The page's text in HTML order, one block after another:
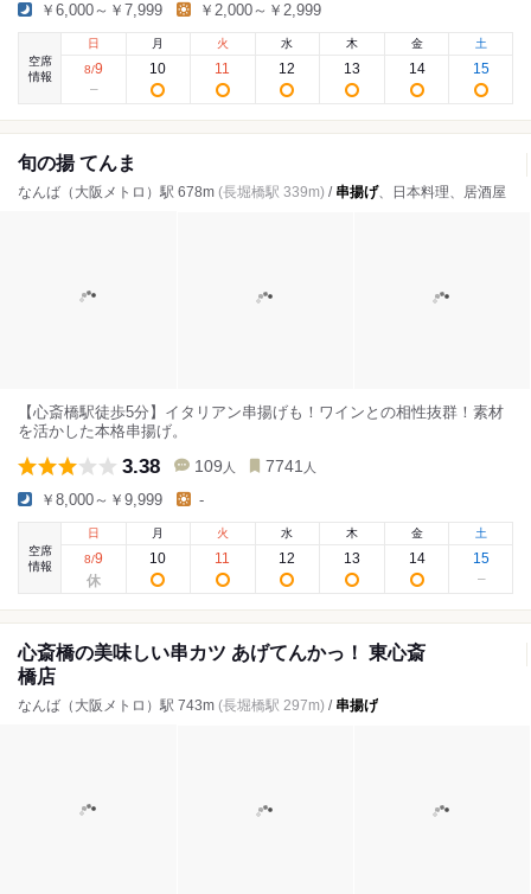
￥6,000～￥7,999 ￥2,000～￥2,999
空席
情報
日
8/9
月
10
火
11
水
12
木
13
金
14
土
15
旬の揚 てんま
なんば（大阪メトロ）駅 678m (長堀橋駅 339m) / 串揚げ、日本料理、居酒屋
【心斎橋駅徒歩5分】イタリアン串揚げも！ワインとの相性抜群！素材
を活かした本格串揚げ。
3.38 109 人 7741 人
￥8,000～￥9,999 -
空席
情報
日
8/9
月
10
火
11
水
12
木
13
金
14
土
15
心斎橋の美味しい串カツ あげてんかっ！ 東心斎
橋店
なんば（大阪メトロ）駅 743m (長堀橋駅 297m) / 串揚げ